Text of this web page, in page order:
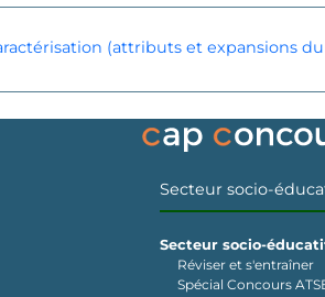
(attributs et expansions du
Secteur socio-
Secteur socio-
Réviser et s'entraîner
Spécial Concours